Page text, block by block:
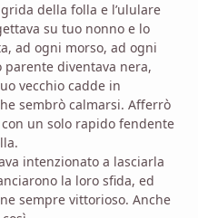
della folla e l’ululare
su tuo nonno e lo
ad ogni morso, ad ogni
diventava nera,
vecchio cadde in
sembrò calmarsi. Afferrò
un solo rapido fendente
intenzionato a lasciarla
la loro sfida, ed
sempre vittorioso. Anche